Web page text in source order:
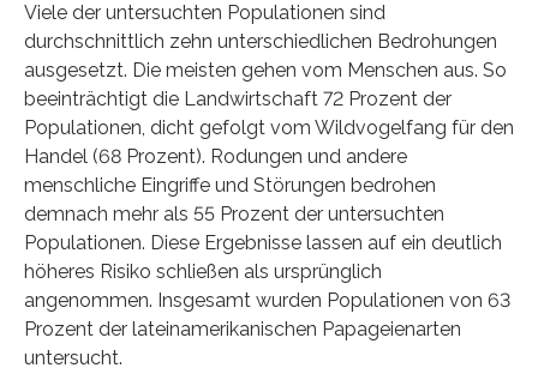
Viele der untersuchten Populationen sind
durchschnittlich zehn unterschiedlichen Bedrohungen
ausgesetzt. Die meisten gehen vom Menschen aus. So
beeinträchtigt die Landwirtschaft 72 Prozent der
Populationen, dicht gefolgt vom Wildvogelfang für den
Handel (68 Prozent). Rodungen und andere
menschliche Eingriffe und Störungen bedrohen
demnach mehr als 55 Prozent der untersuchten
Populationen. Diese Ergebnisse lassen auf ein deutlich
höheres Risiko schließen als ursprünglich
angenommen. Insgesamt wurden Populationen von 63
Prozent der lateinamerikanischen Papageienarten
untersucht.